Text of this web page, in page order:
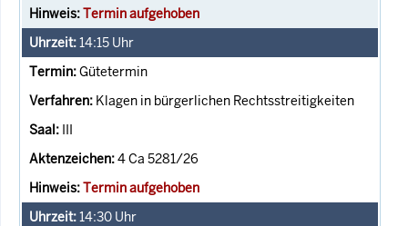
Termin aufgehoben
14:15 Uhr
Gütetermin
Klagen in bürgerlichen Rechtsstreitigkeiten
III
4 Ca 5281/26
Termin aufgehoben
14:30 Uhr